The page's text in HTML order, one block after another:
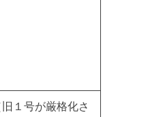
１号が厳格化さ